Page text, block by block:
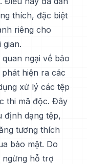
thích, đặc biệt
riêng cho
gian.
ngại về bảo
hiện ra các
xử lý các tệp
thi mã độc. Đây
định dạng tệp,
tương thích
bảo mật. Do
ngừng hỗ trợ